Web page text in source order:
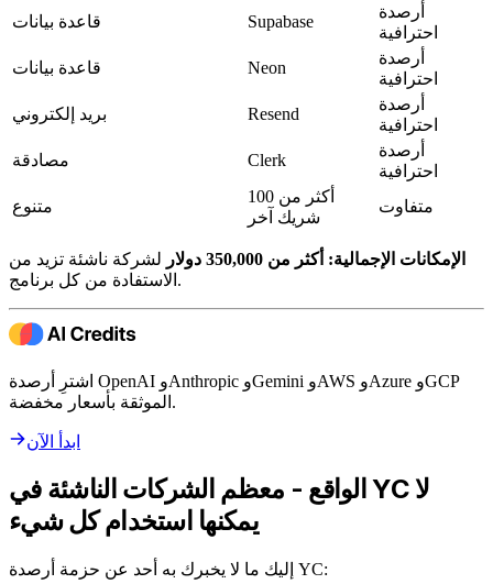
قاعدة بيانات
Supabase
أرصدة
احترافية
قاعدة بيانات
Neon
أرصدة
احترافية
بريد إلكتروني
Resend
أرصدة
احترافية
مصادقة
Clerk
أرصدة
احترافية
متنوع
أكثر من 100
شريك آخر
متفاوت
الإمكانات الإجمالية: أكثر من 350,000 دولار
لشركة ناشئة تزيد من
الاستفادة من كل برنامج.
اشترِ أرصدة OpenAI وAnthropic وGemini وAWS وAzure وGCP
الموثقة بأسعار مخفضة.
ابدأ الآن
الواقع - معظم الشركات الناشئة في YC لا
يمكنها استخدام كل شيء
إليك ما لا يخبرك به أحد عن حزمة أرصدة YC: